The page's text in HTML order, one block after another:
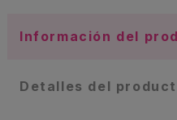
Información del
Detalles del